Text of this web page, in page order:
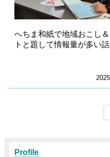
へちま和紙で地域おこし
トと題して情報量が多い
Profile